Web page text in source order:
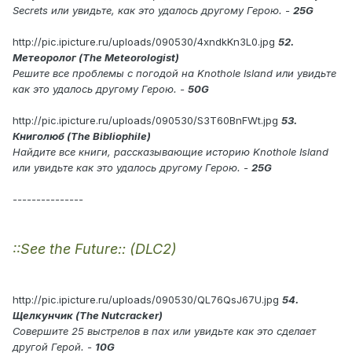
Secrets или увидьте, как это удалось другому Герою. - 25G
http://pic.ipicture.ru/uploads/090530/4xndkKn3L0.jpg 52.
Метеоролог (The Meteorologist)
Решите все проблемы с погодой на Knothole Island или увидьте
как это удалось другому Герою. - 50G
http://pic.ipicture.ru/uploads/090530/S3T60BnFWt.jpg 53.
Книголюб (The Bibliophile)
Найдите все книги, рассказывающие историю Knothole Island
или увидьте как это удалось другому Герою. - 25G
---------------
::See the Future:: (DLC2)
http://pic.ipicture.ru/uploads/090530/QL76QsJ67U.jpg 54.
Щелкунчик (The Nutcracker)
Совершите 25 выстрелов в пах или увидьте как это сделает
другой Герой. - 10G